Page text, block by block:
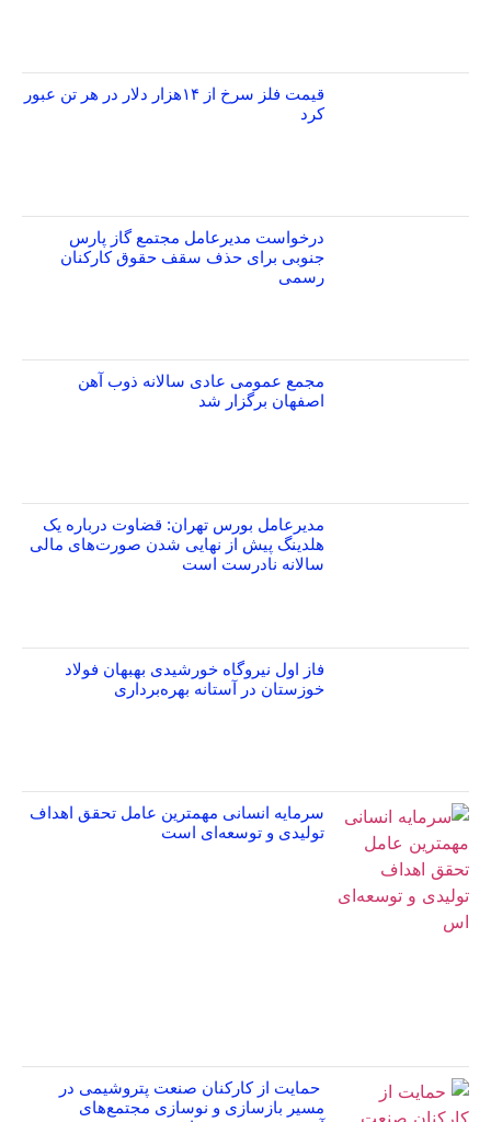
قیمت فلز سرخ از ۱۴هزار دلار در هر تن عبور
کرد
درخواست مدیرعامل مجتمع گاز پارس
جنوبی برای حذف سقف حقوق کارکنان
رسمی
مجمع عمومی عادی سالانه ذوب آهن
اصفهان برگزار شد
مدیرعامل بورس تهران: قضاوت درباره یک
هلدینگ پیش از نهایی شدن صورت‌های مالی
سالانه نادرست است
فاز اول نیروگاه خورشیدی بهبهان فولاد
خوزستان در آستانه بهره‌برداری
سرمایه انسانی مهمترین عامل تحقق اهداف
تولیدی و توسعه‌ای است
حمایت از کارکنان صنعت پتروشیمی در
مسیر بازسازی و نوسازی مجتمع‌های